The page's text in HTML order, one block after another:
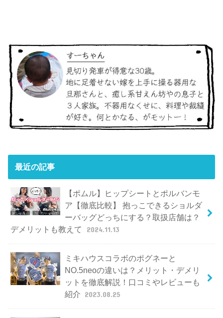
最近の記事
【ポムル】ヒップシートとポルバンモ
ア【徹底比較】 抱っこできるショルダ
ーバッグどっちにする？取扱店舗は？
デメリットも教えて
2024.11.13
ミキハウスコラボのポグネーと
NO.5neoの違いは？メリット・デメリ
ットを徹底解説！口コミやレビューも
紹介 2023.08.25